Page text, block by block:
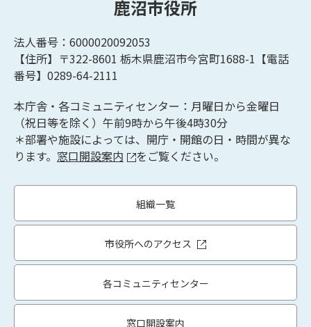
鹿沼市役所
法人番号：6000020092053
【住所】〒322-8601 栃木県鹿沼市今宮町1688-1【電話
番号】0289-64-2111
本庁舎・各コミュニティセンター：月曜日から金曜日
（祝日等を除く）午前9時から午後4時30分
＊部署や施設によっては、開庁・開館の日・時間が異な
ります。 窓口開設案内 をご覧ください。
組織一覧
市役所へのアクセス
各コミュニティセンター
窓口開設案内